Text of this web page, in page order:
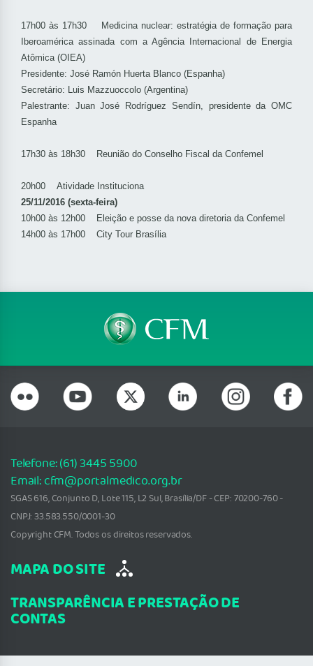
17h00 às 17h30 Medicina nuclear: estratégia de formação para
Iberoamérica assinada com a Agência Internacional de Energia
Atômica (OIEA)
Presidente: José Ramón Huerta Blanco (Espanha)
Secretário: Luis Mazzuoccolo (Argentina)
Palestrante: Juan José Rodríguez Sendín, presidente da OMC
Espanha
17h30 às 18h30 Reunião do Conselho Fiscal da Confemel
20h00 Atividade Instituciona
25/11/2016 (sexta-feira)
10h00 às 12h00 Eleição e posse da nova diretoria da Confemel
14h00 às 17h00 City Tour Brasília
Telefone: (61) 3445 5900
Email: cfm@portalmedico.org.br
SGAS 616, Conjunto D, Lote 115, L2 Sul, Brasília/DF - CEP: 70200-760 -
CNPJ: 33.583.550/0001-30
Copyright CFM. Todos os direitos reservados.
MAPA DO SITE
TRANSPARÊNCIA E PRESTAÇÃO DE
CONTAS